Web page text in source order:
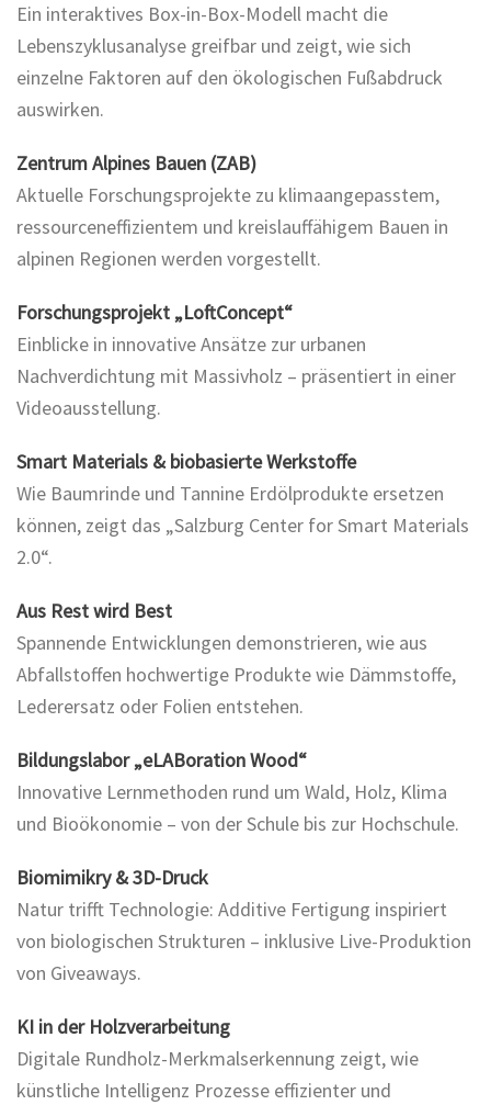
Ein interaktives Box-in-Box-Modell macht die
Lebenszyklusanalyse greifbar und zeigt, wie sich
einzelne Faktoren auf den ökologischen Fußabdruck
auswirken.
Zentrum Alpines Bauen (ZAB)
Aktuelle Forschungsprojekte zu klimaangepasstem,
ressourceneffizientem und kreislauffähigem Bauen in
alpinen Regionen werden vorgestellt.
Forschungsprojekt „LoftConcept“
Einblicke in innovative Ansätze zur urbanen
Nachverdichtung mit Massivholz – präsentiert in einer
Videoausstellung.
Smart Materials & biobasierte Werkstoffe
Wie Baumrinde und Tannine Erdölprodukte ersetzen
können, zeigt das „Salzburg Center for Smart Materials
2.0“.
Aus Rest wird Best
Spannende Entwicklungen demonstrieren, wie aus
Abfallstoffen hochwertige Produkte wie Dämmstoffe,
Lederersatz oder Folien entstehen.
Bildungslabor „eLABoration Wood“
Innovative Lernmethoden rund um Wald, Holz, Klima
und Bioökonomie – von der Schule bis zur Hochschule.
Biomimikry & 3D-Druck
Natur trifft Technologie: Additive Fertigung inspiriert
von biologischen Strukturen – inklusive Live-Produktion
von Giveaways.
KI in der Holzverarbeitung
Digitale Rundholz-Merkmalserkennung zeigt, wie
künstliche Intelligenz Prozesse effizienter und